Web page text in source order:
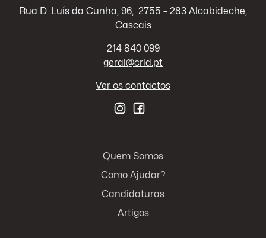
Rua D. Luís da Cunha, 96, 2755 – 283 Alcabideche,
Cascais
214 840 099
geral@crid.pt
Ver os contactos
Quem Somos
Como Ajudar?
Candidaturas
Artigos